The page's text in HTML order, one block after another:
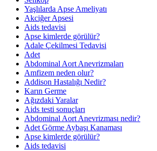
Yaşlılarda Apse Ameliyatı
Akciğer Apsesi
Aids tedavisi
Apse kimlerde görülür?
Adale Çekilmesi Tedavisi
Adet
Abdominal Aort Anevrizmaları
Amfizem neden olur?
Addison Hastalığı Nedir?
Karın Germe
Ağızdaki Yaralar
Aids testi sonuçları
Abdominal Aort Anevrizması nedir?
Adet Görme Aybaşı Kanaması
Apse kimlerde görülür?
Aids tedavisi